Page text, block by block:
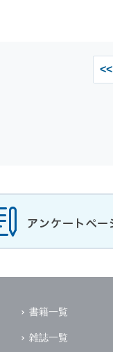
<<
書籍一覧
雑誌一覧